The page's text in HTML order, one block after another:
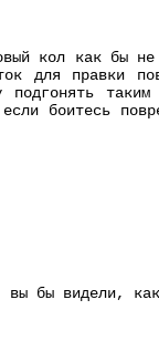
кол как бы
для правки
подгонять
боитесь
бы видели,